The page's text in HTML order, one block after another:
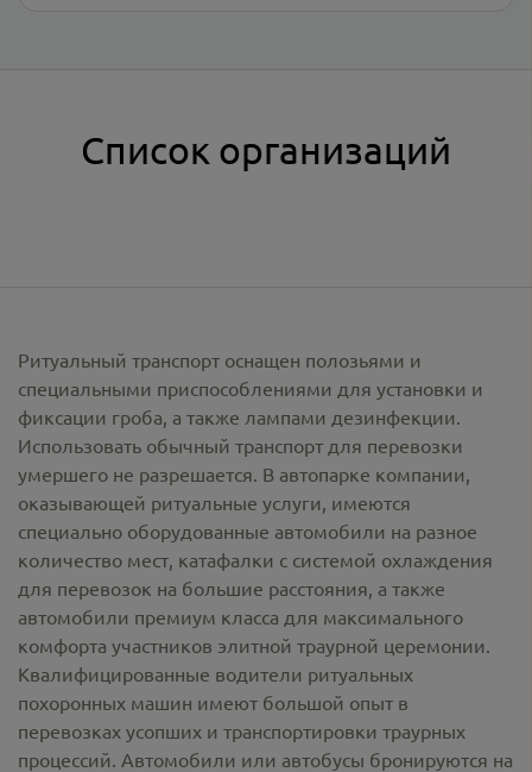
Список организаций
Ритуальный транспорт оснащен полозьями и
специальными приспособлениями для установки и
фиксации гроба, а также лампами дезинфекции.
Использовать обычный транспорт для перевозки
умершего не разрешается. В автопарке компании,
оказывающей ритуальные услуги, имеются
специально оборудованные автомобили на разное
количество мест, катафалки с системой охлаждения
для перевозок на большие расстояния, а также
автомобили премиум класса для максимального
комфорта участников элитной траурной церемонии.
Квалифицированные водители ритуальных
похоронных машин имеют большой опыт в
перевозках усопших и транспортировки траурных
процессий. Автомобили или автобусы бронируются на